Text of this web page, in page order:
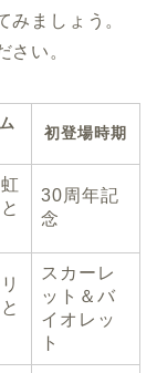
みましょう。
さい。
初登場時期
30周年記
念
スカーレ
ット＆バ
イオレッ
ト